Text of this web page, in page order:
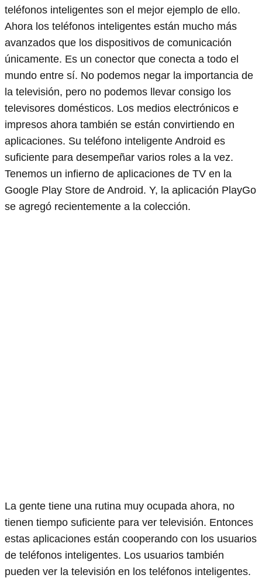
teléfonos inteligentes son el mejor ejemplo de ello.
Ahora los teléfonos inteligentes están mucho más
avanzados que los dispositivos de comunicación
únicamente. Es un conector que conecta a todo el
mundo entre sí. No podemos negar la importancia de
la televisión, pero no podemos llevar consigo los
televisores domésticos. Los medios electrónicos e
impresos ahora también se están convirtiendo en
aplicaciones. Su teléfono inteligente Android es
suficiente para desempeñar varios roles a la vez.
Tenemos un infierno de aplicaciones de TV en la
Google Play Store de Android. Y, la aplicación PlayGo
se agregó recientemente a la colección.
La gente tiene una rutina muy ocupada ahora, no
tienen tiempo suficiente para ver televisión. Entonces
estas aplicaciones están cooperando con los usuarios
de teléfonos inteligentes. Los usuarios también
pueden ver la televisión en los teléfonos inteligentes.